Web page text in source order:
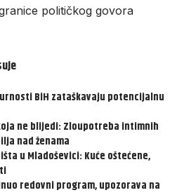
političkog govora
BiH zataškavaju potencijalnu
ne blijedi: Zloupotreba intimnih
nad ženama
u Mladoševici: Kuće oštećene,
redovni program, upozorava na